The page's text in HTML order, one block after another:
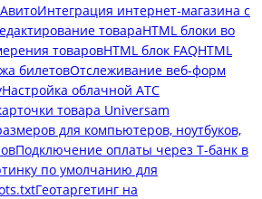
Интеграция интернет-магазина с
товараHTML блоки во
товаровHTML блок FAQHTML
билетовОтслеживание веб-форм
Настройка облачной АТС
товара Universam
для компьютеров, ноутбуков,
Подключение оплаты через Т-банк в
по умолчанию для
Геотаргетинг на